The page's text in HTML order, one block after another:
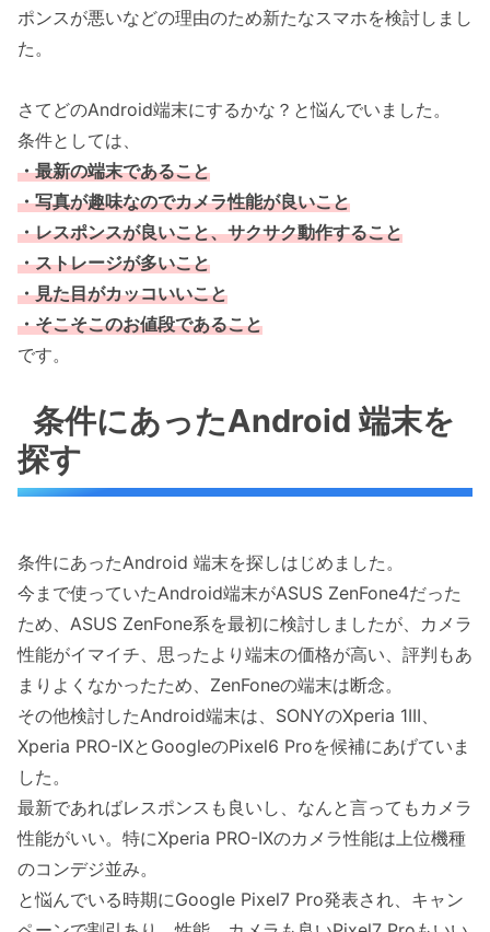
ポンスが悪いなどの理由のため新たなスマホを検討しまし
た。
さてどのAndroid端末にするかな？と悩んでいました。
条件としては、
・最新の端末であること
・写真が趣味なのでカメラ性能が良いこと
・レスポンスが良いこと、サクサク動作すること
・ストレージが多いこと
・見た目がカッコいいこと
・そこそこのお値段であること
です。
条件にあったAndroid 端末を
探す
条件にあったAndroid 端末を探しはじめました。
今まで使っていたAndroid端末がASUS ZenFone4だった
ため、ASUS ZenFone系を最初に検討しましたが、カメラ
性能がイマイチ、思ったより端末の価格が高い、評判もあ
まりよくなかったため、ZenFoneの端末は断念。
その他検討したAndroid端末は、SONYのXperia 1III、
Xperia PRO-IXとGoogleのPixel6 Proを候補にあげていま
した。
最新であればレスポンスも良いし、なんと言ってもカメラ
性能がいい。特にXperia PRO-IXのカメラ性能は上位機種
のコンデジ並み。
と悩んでいる時期にGoogle Pixel7 Pro発表され、キャン